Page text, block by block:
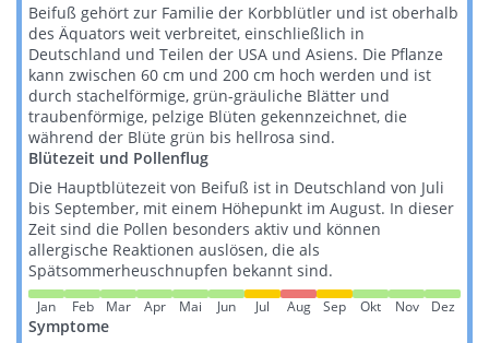
Beifuß gehört zur Familie der Korbblütler und ist oberhalb
des Äquators weit verbreitet, einschließlich in
Deutschland und Teilen der USA und Asiens. Die Pflanze
kann zwischen 60 cm und 200 cm hoch werden und ist
durch stachelförmige, grün-gräuliche Blätter und
traubenförmige, pelzige Blüten gekennzeichnet, die
während der Blüte grün bis hellrosa sind​​.
Blütezeit und Pollenflug
Die Hauptblütezeit von Beifuß ist in Deutschland von Juli
bis September, mit einem Höhepunkt im August. In dieser
Zeit sind die Pollen besonders aktiv und können
allergische Reaktionen auslösen, die als
Spätsommerheuschnupfen bekannt sind​​.
Jan Feb Mar Apr Mai Jun Jul Aug Sep Okt Nov Dez
Symptome